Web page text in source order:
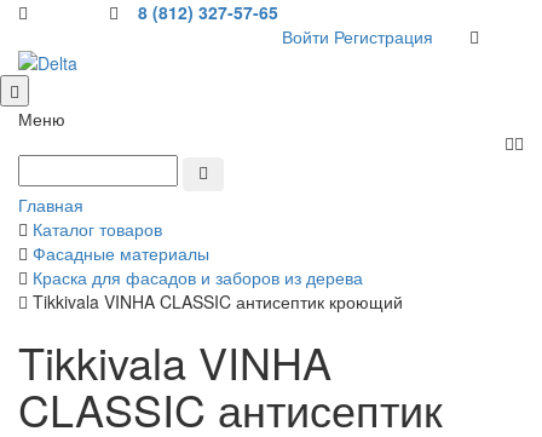
8 (812) 327-57-65
Войти Регистрация
Меню
Главная
Каталог товаров
Фасадные материалы
Краска для фасадов и заборов из дерева
Tikkivala VINHA CLASSIC антисептик кроющий
Tikkivala VINHA
CLASSIC антисептик